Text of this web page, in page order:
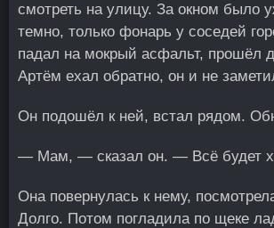
смотреть на улицу. За окном было
темно, только фонарь у соседей
падал на мокрый асфальт, прошёл
Артём ехал обратно, он и не
Он подошёл к ней, встал рядом.
— Мам, — сказал он. — Всё будет
Она повернулась к нему,
Долго. Потом погладила по щеке